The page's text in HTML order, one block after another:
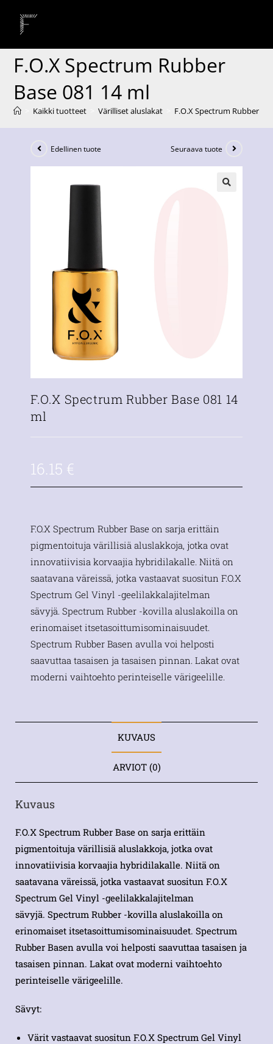
F.O.X Spectrum Rubber
Base 081 14 ml
Kaikki tuotteet Värilliset aluslakat F.O.X Spectrum Rubber
Edellinen tuote Seuraava tuote
F.O.X Spectrum Rubber Base 081 14
ml
16.15 €
F.O.X Spectrum Rubber Base on sarja erittäin
pigmentoituja värillisiä aluslakkoja, jotka ovat
innovatiivisia korvaajia hybridilakalle. Niitä on
saatavana väreissä, jotka vastaavat suositun F.O.X
Spectrum Gel Vinyl -geelilakkalajitelman
sävyjä. Spectrum Rubber -kovilla aluslakoilla on
erinomaiset itsetasoittumisominaisuudet.
Spectrum Rubber Basen avulla voi helposti
saavuttaa tasaisen ja tasaisen pinnan. Lakat ovat
moderni vaihtoehto perinteiselle värigeelille.
KUVAUS
ARVIOT (0)
Kuvaus
F.O.X Spectrum Rubber Base on sarja erittäin
pigmentoituja värillisiä aluslakkoja, jotka ovat
innovatiivisia korvaajia hybridilakalle. Niitä on
saatavana väreissä, jotka vastaavat suositun F.O.X
Spectrum Gel Vinyl -geelilakkalajitelman
sävyjä. Spectrum Rubber -kovilla aluslakoilla on
erinomaiset itsetasoittumisominaisuudet. Spectrum
Rubber Basen avulla voi helposti saavuttaa tasaisen ja
tasaisen pinnan. Lakat ovat moderni vaihtoehto
perinteiselle värigeelille.
Sävyt:
Värit vastaavat suositun F.O.X Spectrum Gel Vinyl